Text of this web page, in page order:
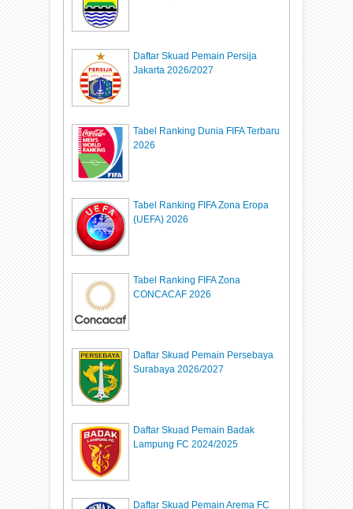
Daftar Skuad Pemain Persija
Jakarta 2026/2027
Tabel Ranking Dunia FIFA Terbaru
2026
Tabel Ranking FIFA Zona Eropa
(UEFA) 2026
Tabel Ranking FIFA Zona
CONCACAF 2026
Daftar Skuad Pemain Persebaya
Surabaya 2026/2027
Daftar Skuad Pemain Badak
Lampung FC 2024/2025
Daftar Skuad Pemain Arema FC